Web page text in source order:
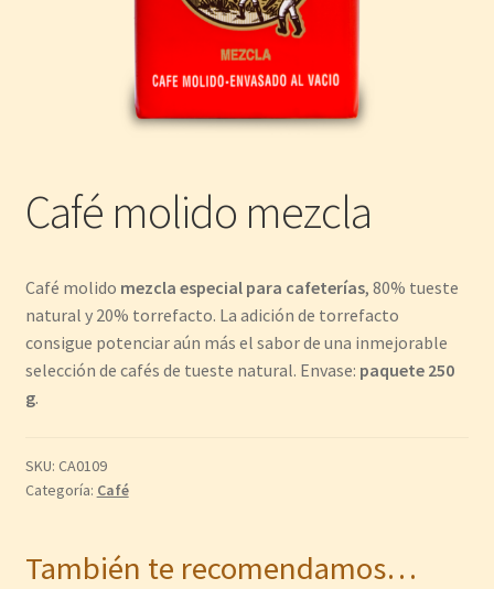
Café molido mezcla
Café molido mezcla especial para cafeterías, 80% tueste
natural y 20% torrefacto. La adición de torrefacto
consigue potenciar aún más el sabor de una inmejorable
selección de cafés de tueste natural. Envase: paquete 250
g.
SKU: CA0109
Categoría: Café
También te recomendamos…